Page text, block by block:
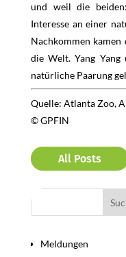
und weil die
Interesse an einer
Nachkommen
die Welt. Yang
natürliche Paarung
Quelle: Atlanta Zoo,
© GPFIN
All Posts
Meldungen